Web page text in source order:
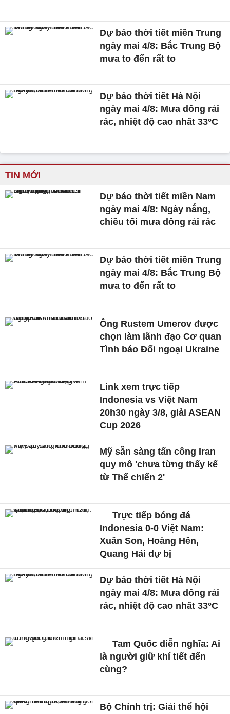
Dự báo thời tiết miền Trung
ngày mai 4/8: Bắc Trung Bộ
mưa to đến rất to
Dự báo thời tiết Hà Nội
ngày mai 4/8: Mưa dông rải
rác, nhiệt độ cao nhất 33°C
TIN MỚI
Dự báo thời tiết miền Nam
ngày mai 4/8: Ngày nắng,
chiều tối mưa dông rải rác
Dự báo thời tiết miền Trung
ngày mai 4/8: Bắc Trung Bộ
mưa to đến rất to
Ông Rustem Umerov được
chọn làm lãnh đạo Cơ quan
Tình báo Đối ngoại Ukraine
Link xem trực tiếp
Indonesia vs Việt Nam
20h30 ngày 3/8, giải ASEAN
Cup 2026
Mỹ sẵn sàng tấn công Iran
quy mô 'chưa từng thấy kể
từ Thế chiến 2'
Trực tiếp bóng đá
Indonesia 0-0 Việt Nam:
Xuân Son, Hoàng Hên,
Quang Hải dự bị
Dự báo thời tiết Hà Nội
ngày mai 4/8: Mưa dông rải
rác, nhiệt độ cao nhất 33°C
Tam Quốc diễn nghĩa: Ai
là người giữ khí tiết đến
cùng?
Bộ Chính trị: Giải thể hội